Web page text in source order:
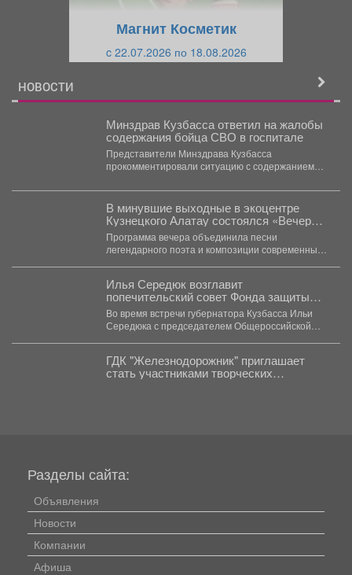
Магнит Косметик
c 22.07.2026 по 18.08.2026
НОВОСТИ
Минздрав Кузбасса ответил на жалобы
содержания бойца СВО в госпитале
Представители Минздрава Кузбасса
прокомментировали ситуацию с содержанием
войн. Ранее...
В минувшие выходные в экоцентре
Кузнецкого Алатау состоялся «Вечер
бардовской песни», посвященный
творчеству поэта, писателя, барда
Владимира Высоцкого.
Программа вечера объединила песни
легендарного поэта и композиции современных
Илья Середюк возглавит
попечительский совет Фонда защиты
детей Кузбасса.
Во время встречи губернатора Кузбасса Ильи
Середюка с председателем Общероссийской
ГДК "Железнодорожник" приглашает
стать участниками творческих
Разделы сайта:
Объявления
Новости
Компании
Афиша